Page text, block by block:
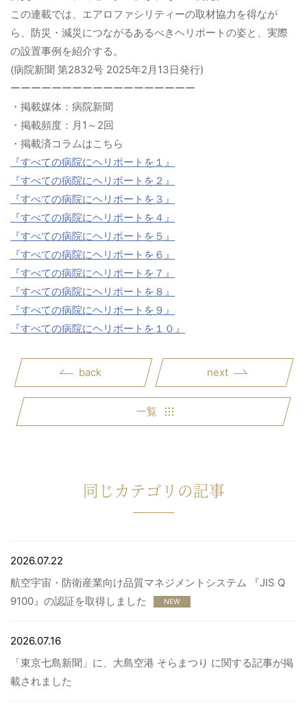
この連載では、エアロファシリティーの取材協力を得なが
ら、防災・減災につながるあるべきヘリポートの姿と、実際
の設置事例を紹介する。
(病院新聞 第2832号 2025年2月13日発行)
ーーーーーーーーーーーーーーーーーー
・掲載媒体：病院新聞
・掲載頻度：月1～2回
・掲載済コラムはこちら
『すべての病院にヘリポートを１』
『すべての病院にヘリポートを２』
『すべての病院にヘリポートを３』
『すべての病院にヘリポートを４』
『すべての病院にヘリポートを５』
『すべての病院にヘリポートを６』
『すべての病院にヘリポートを７』
『すべての病院にヘリポートを８』
『すべての病院にヘリポートを９』
『すべての病院にヘリポートを１０』
back next
一覧
同じカテゴリの記事
2026.07.22
航空宇宙・防衛産業向け品質マネジメントシステム 『JIS Q
9100』の認証を取得しました
NEW
2026.07.16
「東京七島新聞」に、大島空港 そらまつり に関する記事が掲
載されました